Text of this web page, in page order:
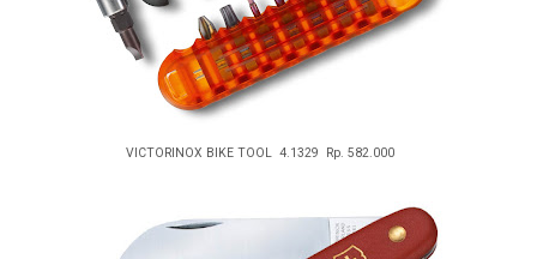
VICTORINOX BIKE TOOL 4.1329 Rp. 582.000